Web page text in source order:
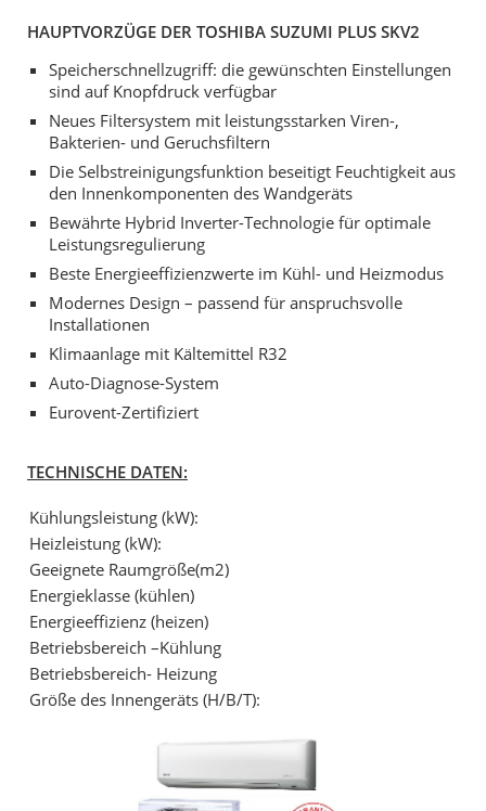
HAUPTVORZÜGE DER TOSHIBA SUZUMI PLUS SKV2
Speicherschnellzugriff: die gewünschten Einstellungen
sind auf Knopfdruck verfügbar
Neues Filtersystem mit leistungsstarken Viren-,
Bakterien- und Geruchsfiltern
Die Selbstreinigungsfunktion beseitigt Feuchtigkeit aus
den Innenkomponenten des Wandgeräts
Bewährte Hybrid Inverter-Technologie für optimale
Leistungsregulierung
Beste Energieeffizienzwerte im Kühl- und Heizmodus
Modernes Design – passend für anspruchsvolle
Installationen
Klimaanlage mit Kältemittel R32
Auto-Diagnose-System
Eurovent-Zertifiziert
TECHNISCHE DATEN:
Kühlungsleistung (kW):
Heizleistung (kW):
Geeignete Raumgröße(m2)
Energieklasse (kühlen)
Energieeffizienz (heizen)
Betriebsbereich –Kühlung
Betriebsbereich- Heizung
Größe des Innengeräts (H/B/T):